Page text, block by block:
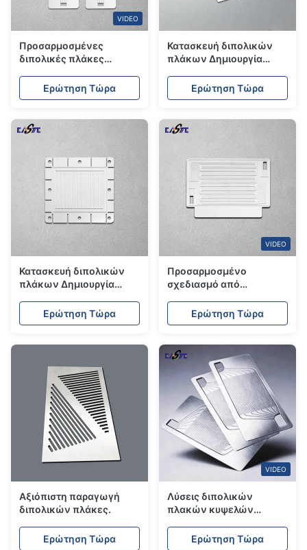
VIDEO
Προσαρμοσμένες
διπολικές πλάκες
ακριβείας μέσω χημικής
επεξεργασίας
Ερώτηση Τώρα
Κατασκευή διπολικών
πλάκων ∆ημιουργία
φωτοχημικής
χαρακτικής υψηλής
καυσίμου υδρογόνου
Ερώτηση Τώρα
Κατασκευή διπολικών
πλάκων ∆ημιουργία
φωτοχημικής
χαρακτικής υψηλής
Ερώτηση Τώρα
VIDEO
Προσαρμοσμένο
σχεδιασμό από
διπολικές πλάκες για
κυψέλες καυσίμου
Ερώτηση Τώρα
Αξιόπιστη παραγωγή
διπολικών πλάκες.
Ερώτηση Τώρα
VIDEO
Λύσεις διπολικών
πλακών κυψελών
Etched Bipolar Plates για
Ερώτηση Τώρα